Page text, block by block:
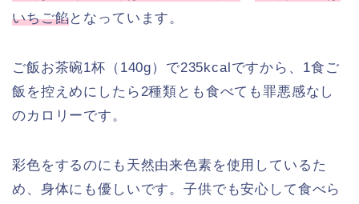
いちご餡となっています。
ご飯お茶碗1杯（140g）で235kcalですから、1食ご
飯を控えめにしたら2種類とも食べても罪悪感なし
のカロリーです。
彩色をするのにも天然由来色素を使用しているた
め、身体にも優しいです。子供でも安心して食べら